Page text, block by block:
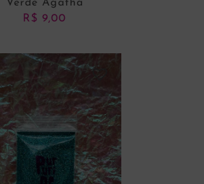
AO CARRINHO
Verde Agatha
R$ 9,00